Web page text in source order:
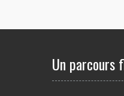
Un parcours